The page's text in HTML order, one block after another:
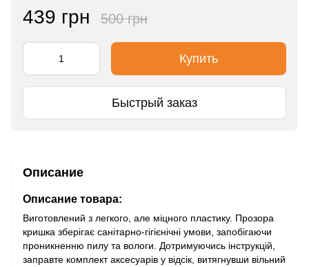
439 грн 500 грн
Купить
Быстрый заказ
Описание
Описание товара:
Виготовлений з легкого, але міцного пластику. Прозора
кришка зберігає санітарно-гігієнічні умови, запобігаючи
проникненню пилу та вологи. Дотримуючись інструкцій,
заправте комплект аксесуарів у відсік, витягнувши вільний